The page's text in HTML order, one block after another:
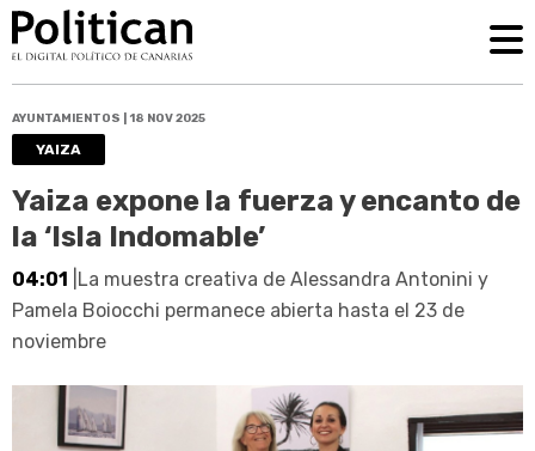
AYUNTAMIENTOS | 18 NOV 2025
YAIZA
Yaiza expone la fuerza y encanto de
la ‘Isla Indomable’
04:01 |La muestra creativa de Alessandra Antonini y
Pamela Boiocchi permanece abierta hasta el 23 de
noviembre